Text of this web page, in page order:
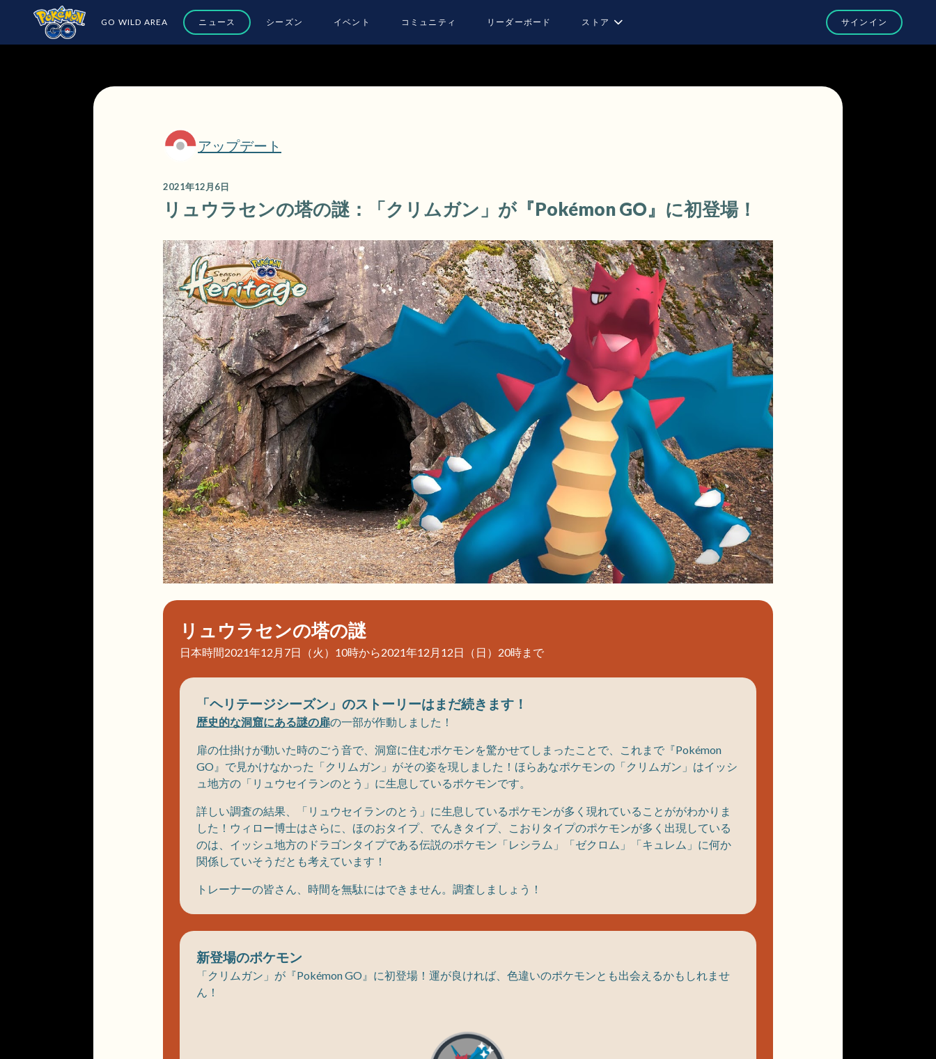
GO WILD AREA ニュース シーズン イベント コミュニティ リーダーボード ストア
アップデート
2021年12月6日
リュウラセンの塔の謎：「クリムガン」が『Pokémon GO』に初登場！
リュウラセンの塔の謎
日本時間2021年12月7日（火）10時から2021年12月12日（日）20時まで
「ヘリテージシーズン」のストーリーはまだ続きます！
歴史的な洞窟にある謎の扉の一部が作動しました！
扉の仕掛けが動いた時のごう音で、洞窟に住むポケモンを驚かせてしまったことで、これまで『Pokémon
GO』で見かけなかった「クリムガン」がその姿を現しました！ほらあなポケモンの「クリムガン」はイッシ
ュ地方の「リュウセイランのとう」に生息しているポケモンです。
詳しい調査の結果、「リュウセイランのとう」に生息しているポケモンが多く現れていることががわかりま
した！ウィロー博士はさらに、ほのおタイプ、でんきタイプ、こおりタイプのポケモンが多く出現している
のは、イッシュ地方のドラゴンタイプである伝説のポケモン「レシラム」「ゼクロム」「キュレム」に何か
関係していそうだとも考えています！
トレーナーの皆さん、時間を無駄にはできません。調査しましょう！
新登場のポケモン
「クリムガン」が『Pokémon GO』に初登場！運が良ければ、色違いのポケモンとも出会えるかもしれませ
ん！